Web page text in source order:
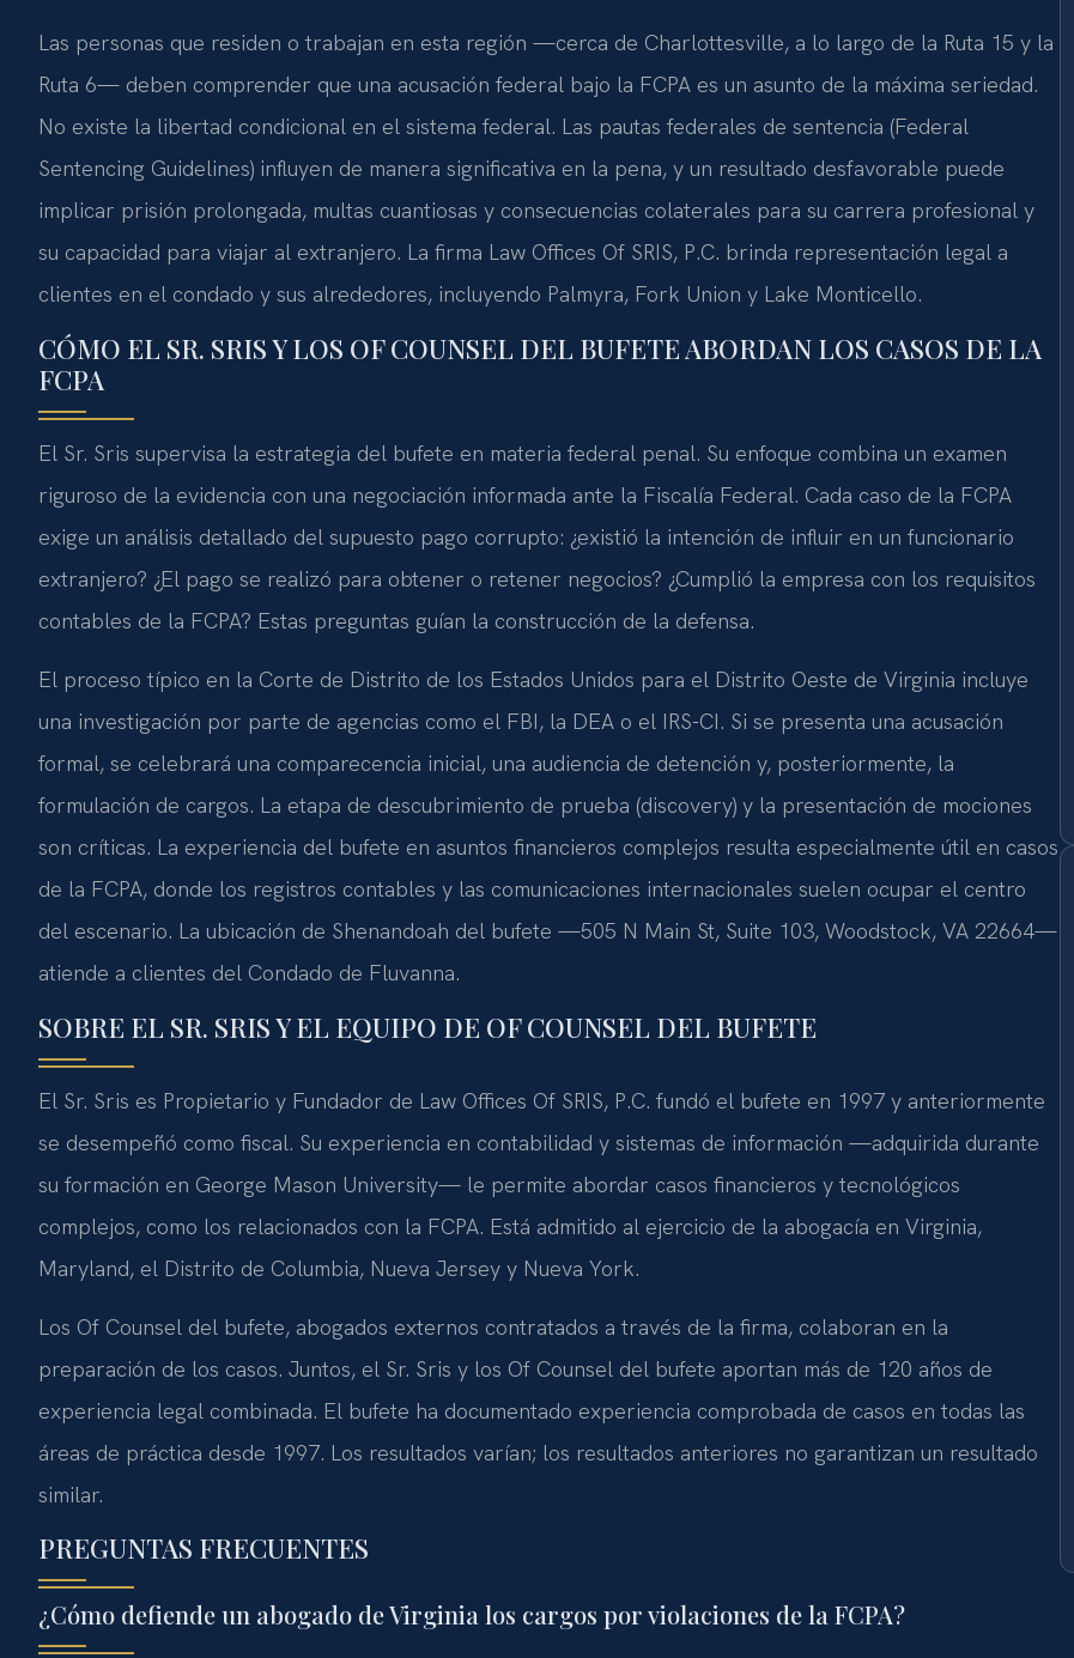
Las personas que residen o trabajan en esta región —cerca de Charlottesville, a lo largo de la Ruta 15 y la
Ruta 6— deben comprender que una acusación federal bajo la FCPA es un asunto de la máxima seriedad.
No existe la libertad condicional en el sistema federal. Las pautas federales de sentencia (Federal
Sentencing Guidelines) influyen de manera significativa en la pena, y un resultado desfavorable puede
implicar prisión prolongada, multas cuantiosas y consecuencias colaterales para su carrera profesional y
su capacidad para viajar al extranjero. La firma Law Offices Of SRIS, P.C. brinda representación legal a
clientes en el condado y sus alrededores, incluyendo Palmyra, Fork Union y Lake Monticello.
CÓMO EL SR. SRIS Y LOS OF COUNSEL DEL BUFETE ABORDAN LOS CASOS DE LA
FCPA
El Sr. Sris supervisa la estrategia del bufete en materia federal penal. Su enfoque combina un examen
riguroso de la evidencia con una negociación informada ante la Fiscalía Federal. Cada caso de la FCPA
exige un análisis detallado del supuesto pago corrupto: ¿existió la intención de influir en un funcionario
extranjero? ¿El pago se realizó para obtener o retener negocios? ¿Cumplió la empresa con los requisitos
contables de la FCPA? Estas preguntas guían la construcción de la defensa.
El proceso típico en la Corte de Distrito de los Estados Unidos para el Distrito Oeste de Virginia incluye
una investigación por parte de agencias como el FBI, la DEA o el IRS-CI. Si se presenta una acusación
formal, se celebrará una comparecencia inicial, una audiencia de detención y, posteriormente, la
formulación de cargos. La etapa de descubrimiento de prueba (discovery) y la presentación de mociones
son críticas. La experiencia del bufete en asuntos financieros complejos resulta especialmente útil en casos
de la FCPA, donde los registros contables y las comunicaciones internacionales suelen ocupar el centro
del escenario. La ubicación de Shenandoah del bufete —505 N Main St, Suite 103, Woodstock, VA 22664—
atiende a clientes del Condado de Fluvanna.
SOBRE EL SR. SRIS Y EL EQUIPO DE OF COUNSEL DEL BUFETE
El Sr. Sris es Propietario y Fundador de Law Offices Of SRIS, P.C. fundó el bufete en 1997 y anteriormente
se desempeñó como fiscal. Su experiencia en contabilidad y sistemas de información —adquirida durante
su formación en George Mason University— le permite abordar casos financieros y tecnológicos
complejos, como los relacionados con la FCPA. Está admitido al ejercicio de la abogacía en Virginia,
Maryland, el Distrito de Columbia, Nueva Jersey y Nueva York.
Los Of Counsel del bufete, abogados externos contratados a través de la firma, colaboran en la
preparación de los casos. Juntos, el Sr. Sris y los Of Counsel del bufete aportan más de 120 años de
experiencia legal combinada. El bufete ha documentado experiencia comprobada de casos en todas las
áreas de práctica desde 1997. Los resultados varían; los resultados anteriores no garantizan un resultado
similar.
PREGUNTAS FRECUENTES
¿Cómo defiende un abogado de Virginia los cargos por violaciones de la FCPA?